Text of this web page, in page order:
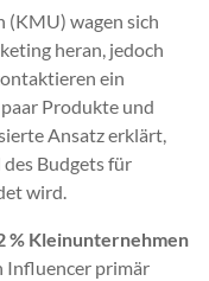
wagen sich
heran, jedoch
ein
Produkte und
Ansatz erklärt,
Budgets für
wird.
% Kleinunternehmen
Influencer primär